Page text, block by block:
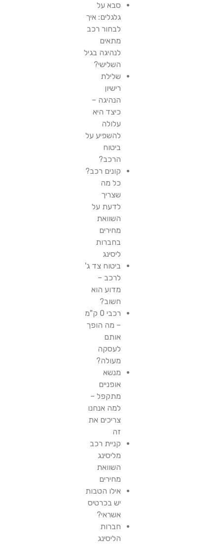
סבא על
גלגלים: איך
לבחור רכב
מתאים
לנהיגה בגיל
השלישי?
שלילת
רישיון
הנהיגה –
כיצד היא
עלולה
להשפיע על
ביטוח
הרכב?
קונים רכב?
כל מה
שצריך
לדעת על
השוואת
מחירים
בחברות
ליסינג
ביטוח צד ג'
לרכב –
מדוע הוא
חשוב?
רכבי 0 ק"מ
– מה הופך
אותם
לעסקה
מעולה?
מנשא
אופניים
מתקפל –
למה אנחנו
צריכים את
זה
קניית רכב
מליסינג
השוואת
מחירים
אילו הטבות
יש בכרטיס
אשראי?
חברות
הליסינג